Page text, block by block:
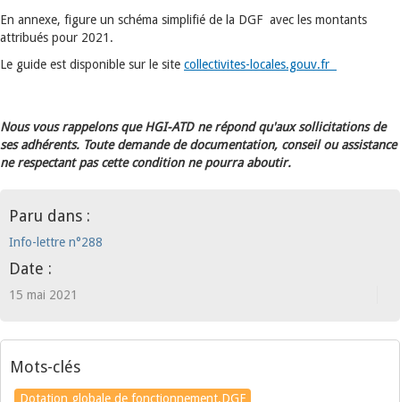
En annexe, figure un schéma simplifié de la DGF avec les montants
attribués pour 2021.
Le guide est disponible sur le site collectivites-locales.gouv.fr
Nous vous rappelons que HGI-ATD ne répond qu'aux sollicitations de
ses adhérents. Toute demande de documentation, conseil ou assistance
ne respectant pas cette condition ne pourra aboutir.
Paru dans :
Info-lettre n°288
Date :
15 mai 2021
Mots-clés
Dotation globale de fonctionnement,DGF